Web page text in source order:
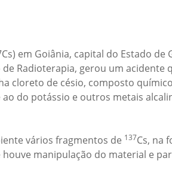
em Goiânia, capital do Estado
Radioterapia, gerou um acidente
cloreto de césio, composto
do potássio e outros metais
vários fragmentos de 137Cs, na
manipulação do material e